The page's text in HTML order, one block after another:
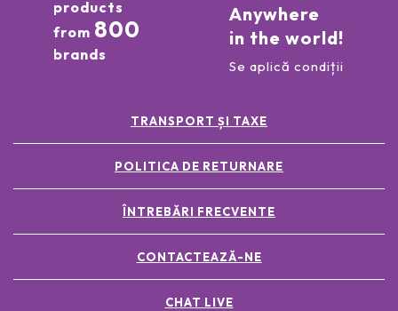
products
from 800
brands
Anywhere
in the world!
Se aplică condiții
TRANSPORT ȘI TAXE
POLITICA DE RETURNARE
ÎNTREBĂRI FRECVENTE
CONTACTEAZĂ-NE
CHAT LIVE